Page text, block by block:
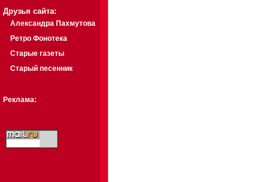
Друзья сайта:
Александра Пахмутова
Ретро Фонотека
Старые газеты
Старый песенник
Реклама: